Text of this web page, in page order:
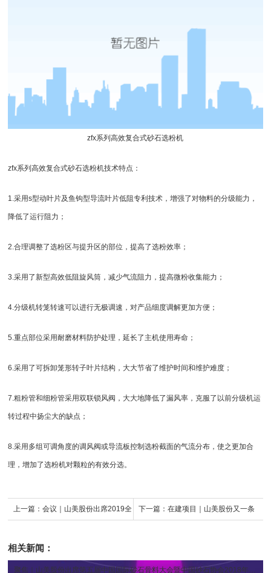
zfx系列高效复合式砂石选粉机
zfx系列高效复合式砂石选粉机技术特点：
1.采用s型动叶片及鱼钩型导流叶片低阻专利技术，增强了对物料的分级能力，
降低了运行阻力；
2.合理调整了选粉区与提升区的部位，提高了选粉效率；
3.采用了新型高效低阻旋风筒，减少气流阻力，提高微粉收集能力；
4.分级机转笼转速可以进行无极调速，对产品细度调解更加方便；
5.重点部位采用耐磨材料防护处理，延长了主机使用寿命；
6.采用了可拆卸笼形转子叶片结构，大大节省了维护时间和维护难度；
7.粗粉管和细粉管采用双联锁风阀，大大地降低了漏风率，克服了以前分级机运
转过程中扬尘大的缺点；
8.采用多组可调角度的调风阀或导流板控制选粉截面的气流分布，使之更加合
理，增加了选粉机对颗粒的有效分选。
上一篇： 会议｜山美股份出席2019全
峰论坛
下一篇：在建项目｜山美股份又一条
相关新闻：
聚焦｜山美股份出席第五届中国国际砂石骨料大会暨中国砂石协会2018年年会